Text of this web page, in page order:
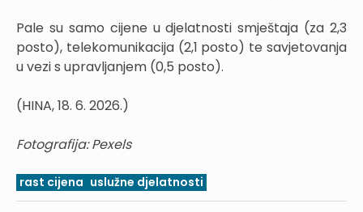
Pale su samo cijene u djelatnosti smještaja (za 2,3
posto), telekomunikacija (2,1 posto) te savjetovanja
u vezi s upravljanjem (0,5 posto).
(HINA, 18. 6. 2026.)
Fotografija: Pexels
rast cijena uslužne djelatnosti